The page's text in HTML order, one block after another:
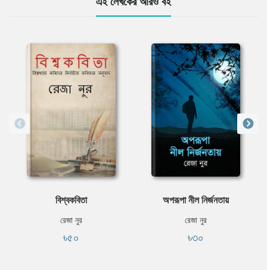
বিশ্বকবিতা
রেজা নুর
৳৫০
অপরূপা নীল নির্জনতায়
রেজা নুর
৳৩০